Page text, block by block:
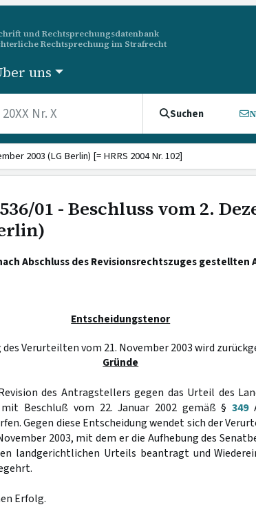
und Rechtsprechungsdatenbank
Rechtsprechung im Strafrecht
uns
Suchen
2003 (LG Berlin) [= HRRS 2004 Nr. 102]
01 - Beschluss vom 2.
Abschluss des Revisionsrechtszuges gestellten
Entscheidungstenor
Verurteilten vom 21. November 2003 wird
Gründe
des Antragstellers gegen das Urteil des
Beschluß vom 22. Januar 2002 gemäß §349
Gegen diese Entscheidung wendet sich der
2003, mit dem er die Aufhebung des
landgerichtlichen Urteils beantragt und
Erfolg.